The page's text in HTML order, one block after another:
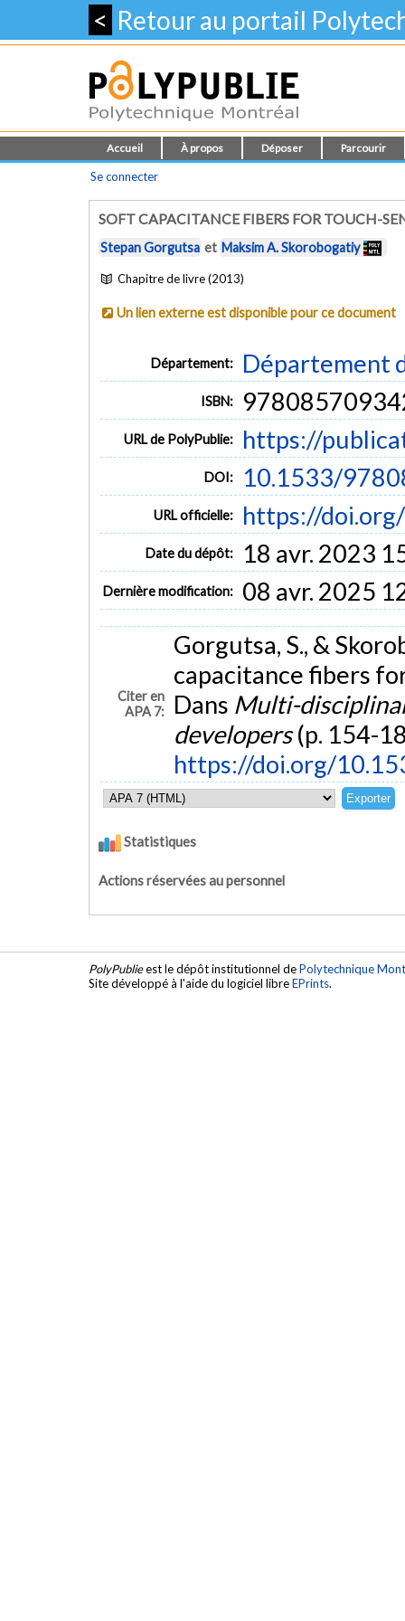
< Retour au portail
Accueil À propos Déposer Parcourir
Se connecter
SOFT CAPACITANCE FIBERS FOR TOUCH-
Stepan Gorgutsa et Maksim A. Skorobogatiy
Chapitre de livre (2013)
Un lien externe est disponible pour ce document
Département: Département
ISBN:
URL de PolyPublie: https://
DOI: 10.1533/
URL officielle: https://
Date du dépôt: 18 avr. 2023
Dernière modification: 08 avr. 2025
Citer en
APA 7:
Gorgutsa, S., &
capacitance fibers
Dans Multi-
developers(p. 154-
https://doi.org/
Statistiques
Actions réservées au personnel
PolyPublieest le dépôt institutionnel dePolytechnique
Site développé à l'aide du logiciel libreEPrints.